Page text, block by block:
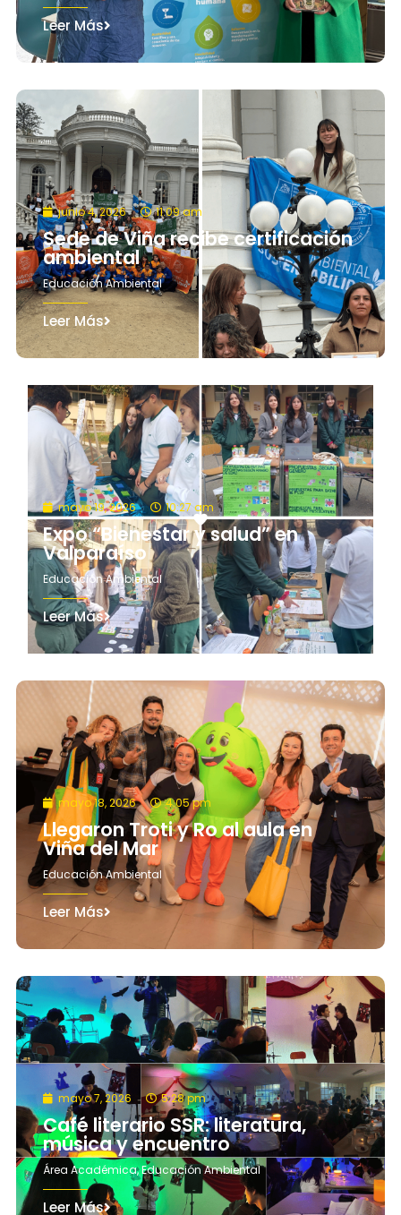
Leer Más
junio 4, 2026 11:09 am
Sede de Viña recibe certificación
ambiental
Educación Ambiental
Leer Más
mayo 19, 2026 10:27 am
Expo “Bienestar y salud” en
Valparaíso
Educación Ambiental
Leer Más
mayo 18, 2026 4:05 pm
Llegaron Troti y Ro al aula en
Viña del Mar
Educación Ambiental
Leer Más
mayo 7, 2026 5:28 pm
Café literario SSR: literatura,
música y encuentro
Área Académica,Educación Ambiental
Leer Más